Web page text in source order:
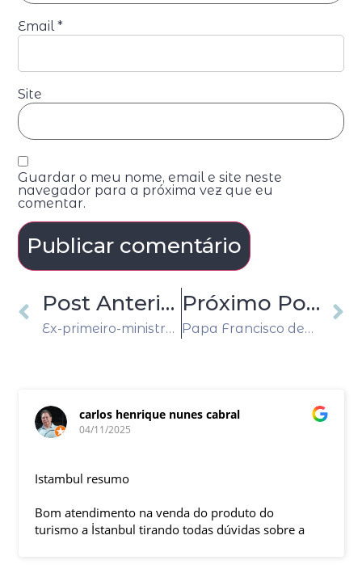
Email*
Site
Guardar o meu nome, email e site neste
navegador para a próxima vez que eu
comentar.
Post Anterior
Ex-primeiro-ministro italiano Silvio Berlusconi é hospitalizado
Próximo Post
Papa Francisco deve deixar o hospital no sábado (1º), diz Vaticano
carlos henrique nunes cabral
04/11/2025
Istambul resumo
Bom atendimento na venda do produto do
turismo a İstanbul tirando todas dúvidas sobre a